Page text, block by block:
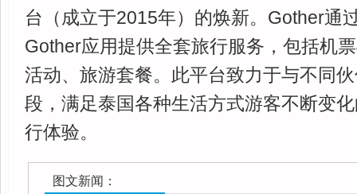
台（成立于2015年）的焕新。Gother通
Gother应用提供全套旅行服务，包括机
活动、旅游套餐。此平台致力于与不同
段，满足泰国各种生活方式游客不断变
行体验。
图文新闻：